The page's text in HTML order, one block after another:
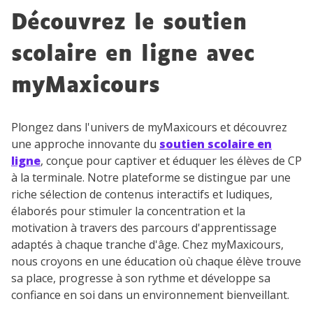
Découvrez le soutien
scolaire en ligne avec
myMaxicours
Plongez dans l'univers de myMaxicours et découvrez
une approche innovante du soutien scolaire en
ligne, conçue pour captiver et éduquer les élèves de CP
à la terminale. Notre plateforme se distingue par une
riche sélection de contenus interactifs et ludiques,
élaborés pour stimuler la concentration et la
motivation à travers des parcours d'apprentissage
adaptés à chaque tranche d'âge. Chez myMaxicours,
nous croyons en une éducation où chaque élève trouve
sa place, progresse à son rythme et développe sa
confiance en soi dans un environnement bienveillant.